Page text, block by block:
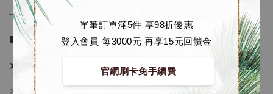
單筆訂單滿5件 享98折優惠
登入會員 每3000元 再享15元回饋金
官網刷卡免手續費
──────────────
■ 販售資訊 (NT$)：
➤ 價格 6580元 (訂金3580)
＊ 國際運費另計